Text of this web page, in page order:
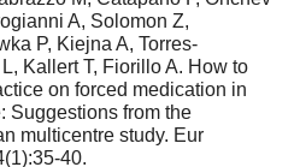
A, Solomon Z,
P, Kiejna A, Torres-
Kallert T, Fiorillo A. How to
on forced medication in
Suggestions from the
multicentre study. Eur
40.